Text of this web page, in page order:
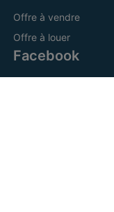
Offre à vendre
Offre à louer
Facebook